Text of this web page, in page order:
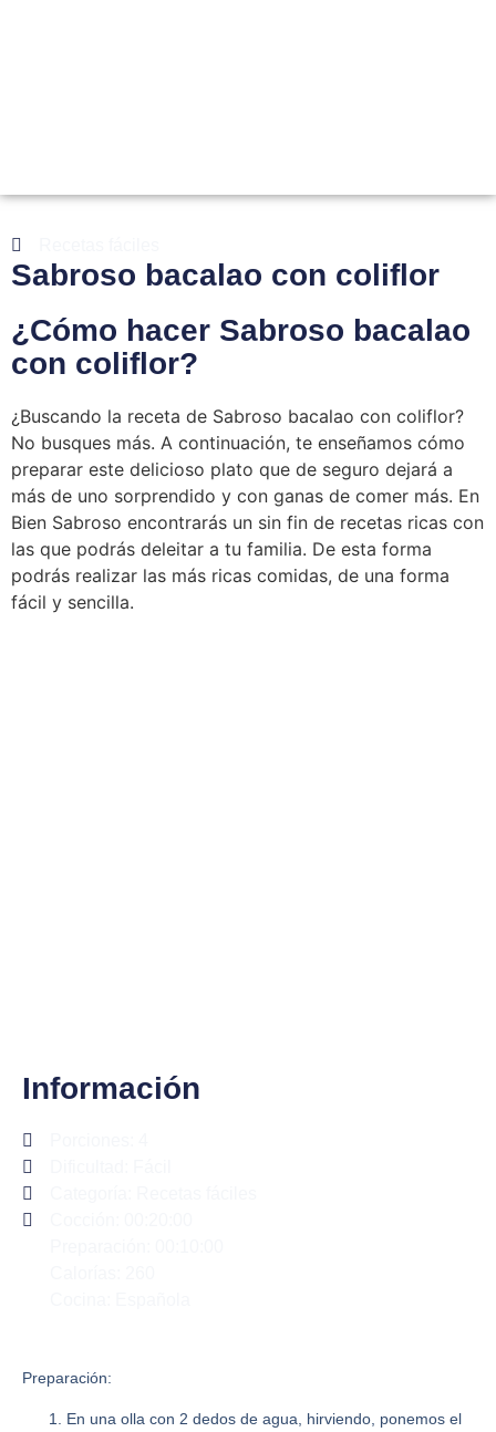
Sabroso bacalao con coliflor
¿Cómo hacer Sabroso bacalao
con coliflor?
¿Buscando la receta de Sabroso bacalao con coliflor?
No busques más. A continuación, te enseñamos cómo
preparar este delicioso plato que de seguro dejará a
más de uno sorprendido y con ganas de comer más. En
Bien Sabroso encontrarás un sin fin de recetas ricas con
las que podrás deleitar a tu familia. De esta forma
podrás realizar las más ricas comidas, de una forma
fácil y sencilla.
Información
Preparación:
En una olla con 2 dedos de agua, hirviendo, ponemos el